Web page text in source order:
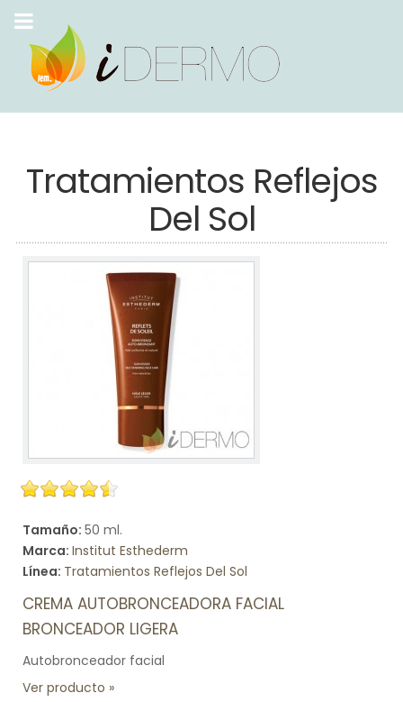
Tratamientos Reflejos
Del Sol
Tamaño: 50 ml.
Marca: Institut Esthederm
Línea: Tratamientos Reflejos Del Sol
CREMA AUTOBRONCEADORA FACIAL
BRONCEADOR LIGERA
Autobronceador facial
Ver producto